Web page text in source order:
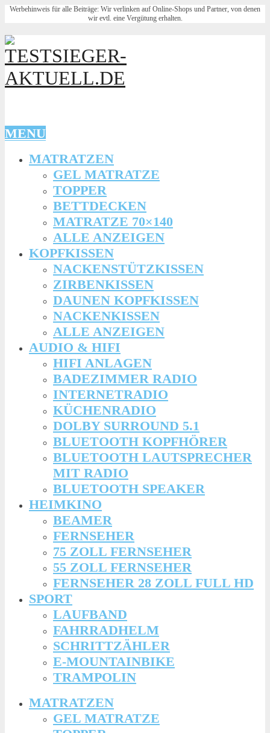
Werbehinweis für alle Beiträge: Wir verlinken auf Online-Shops und Partner, von denen
wir evtl. eine Vergütung erhalten.
MENU
MATRATZEN
GEL MATRATZE
TOPPER
BETTDECKEN
MATRATZE 70×140
ALLE ANZEIGEN
KOPFKISSEN
NACKENSTÜTZKISSEN
ZIRBENKISSEN
DAUNEN KOPFKISSEN
NACKENKISSEN
ALLE ANZEIGEN
AUDIO & HIFI
HIFI ANLAGEN
BADEZIMMER RADIO
INTERNETRADIO
KÜCHENRADIO
DOLBY SURROUND 5.1
BLUETOOTH KOPFHÖRER
BLUETOOTH LAUTSPRECHER
MIT RADIO
BLUETOOTH SPEAKER
HEIMKINO
BEAMER
FERNSEHER
75 ZOLL FERNSEHER
55 ZOLL FERNSEHER
FERNSEHER 28 ZOLL FULL HD
SPORT
LAUFBAND
FAHRRADHELM
SCHRITTZÄHLER
E-MOUNTAINBIKE
TRAMPOLIN
MATRATZEN
GEL MATRATZE